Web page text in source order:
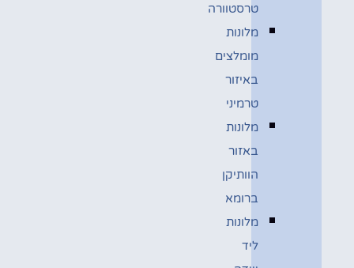
טרסטוורה
מלונות
מומלצים
באיזור
טרמיני
מלונות
באזור
הוותיקן
ברומא
מלונות
ליד